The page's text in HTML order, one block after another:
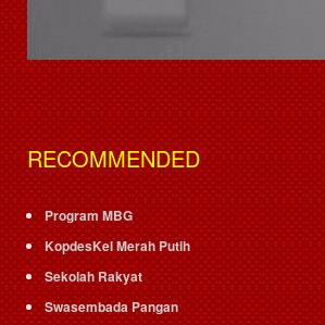
RECOMMENDED
Program MBG
KopdesKel Merah Putih
Sekolah Rakyat
Swasembada Pangan